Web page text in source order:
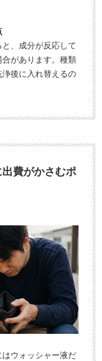
、成分が反応して
があります。種類
後に入れ替えるの
費がかさむポ
ウォッシャー液だ